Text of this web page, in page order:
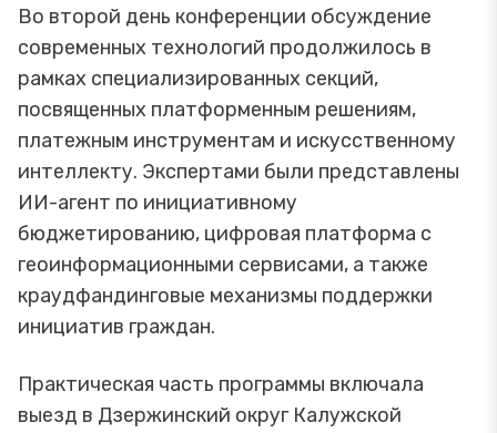
Во второй день конференции обсуждение
современных технологий продолжилось в
рамках специализированных секций,
посвященных платформенным решениям,
платежным инструментам и искусственному
интеллекту. Экспертами были представлены
ИИ-агент по инициативному
бюджетированию, цифровая платформа с
геоинформационными сервисами, а также
краудфандинговые механизмы поддержки
инициатив граждан.
Практическая часть программы включала
выезд в Дзержинский округ Калужской